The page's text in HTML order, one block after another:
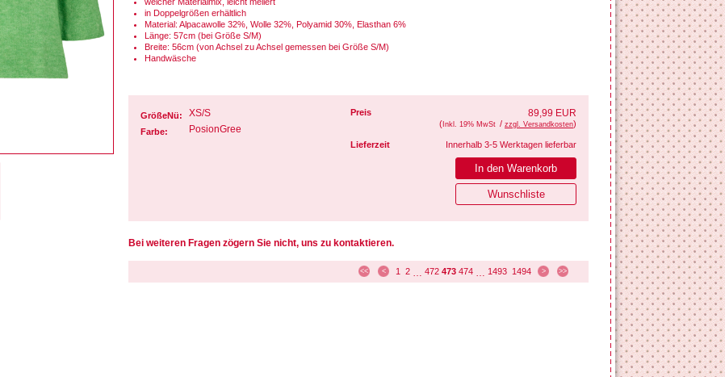
in Doppelgrößen erhältlich
Material: Alpacawolle 32%, Wolle 32%, Polyamid 30%, Elasthan 6%
Länge: 57cm (bei Größe S/M)
Breite: 56cm (von Achsel zu Achsel gemessen bei Größe S/M)
Handwäsche
GrößeNü: XS/S
Farbe: PosionGree
Preis 89,99 EUR
( Inkl. 19% MwSt / zzgl. Versandkosten)
Lieferzeit Innerhalb 3-5 Werktagen lieferbar
Bei weiteren Fragen zögern Sie nicht, uns zu kontaktieren.
<< < 1 2 … 472 473 474 … 1493 1494 > >>